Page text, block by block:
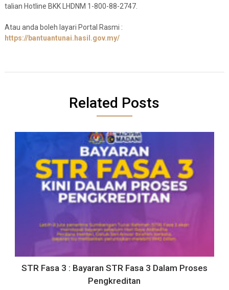
talian Hotline BKK LHDNM 1-800-88-2747.
Atau anda boleh layari Portal Rasmi :
https://bantuantunai.hasil.gov.my/
Related Posts
STR Fasa 3 : Bayaran STR Fasa 3 Dalam Proses
Pengkreditan